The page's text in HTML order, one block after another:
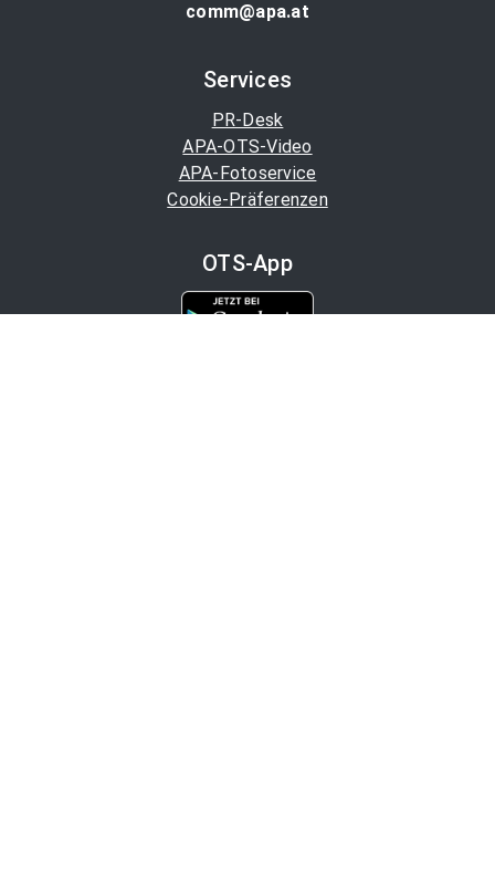
comm@apa.at
Services
PR-Desk
APA-OTS-Video
APA-Fotoservice
Cookie-Präferenzen
OTS-App